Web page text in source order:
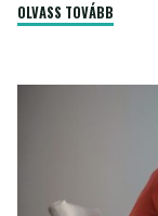
OLVASS TOVÁBB